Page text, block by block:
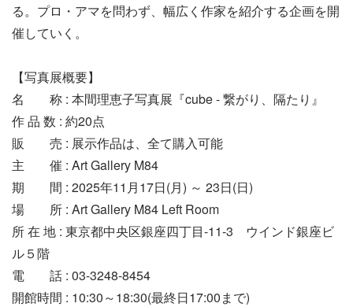
る。プロ・アマを問わず、幅広く作家を紹介する企画を開
催していく。
【写真展概要】
名 称 : 本間理恵子写真展『cube - 繋がり、隔たり』
作 品 数 : 約20点
販 売 : 展示作品は、全て購入可能
主 催 : Art Gallery M84
期 間 : 2025年11月17日(月) ～ 23日(日)
場 所 : Art Gallery M84 Left Room
所 在 地 : 東京都中央区銀座四丁目-11-3 ウインド銀座ビ
ル５階
電 話 : 03-3248-8454
開館時間 : 10:30～18:30(最終日17:00まで)